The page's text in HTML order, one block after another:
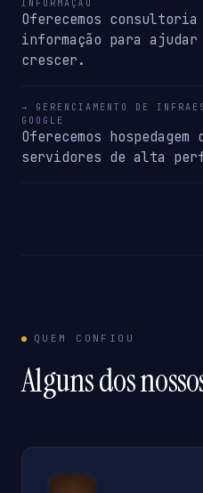
INFORMAÇÃO
Oferecemos
informação para ajudar
crescer.
→ GERENCIAMENTO DE
GOOGLE
Oferecemos
servidores de alta
QUEM CONFIOU
Alguns dos